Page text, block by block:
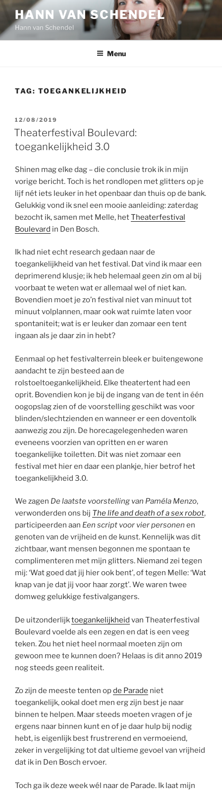
Ga
de
inhoud
HANN VAN SCHENDEL
Hann van Schendel
Menu
TAG: TOEGANKELIJKHEID
GEPLAATST
OP
12/08/2019
Theaterfestival Boulevard:
toegankelijkheid 3.0
Shinen mag elke dag – die conclusie trok ik in mijn
vorige bericht. Toch is het rondlopen met glitters op je
lijf nét iets leuker in het openbaar dan thuis op de bank.
Gelukkig vond ik snel een mooie aanleiding: zaterdag
bezocht ik, samen met Melle, hetTheaterfestival
Boulevard in Den Bosch.
Ik had niet echt research gedaan naar de
toegankelijkheid van het festival. Dat vind ik maar een
deprimerend klusje; ik heb helemaal geen zin om al bij
voorbaat te weten wat er allemaal wel of niet kan.
Bovendien moet je zo’n festival niet van minuut tot
minuut volplannen, maar ook wat ruimte laten voor
spontaniteit; wat is er leuker dan zomaar een tent
ingaan als je daar zin in hebt?
Eenmaal op het festivalterrein bleek er buitengewone
aandacht te zijn besteed aan de
rolstoeltoegankelijkheid. Elke theatertent had een
oprit. Bovendien kon je bij de ingang van de tent in één
oogopslag zien of de voorstelling geschikt was voor
blinden/slechtzienden en wanneer er een doventolk
aanwezig zou zijn. De horecagelegenheden waren
eveneens voorzien van opritten en er waren
toegankelijke toiletten. Dit was niet zomaar een
festival met hier en daar een plankje, hier betrof het
toegankelijkheid 3.0.
We zagen De laatste voorstelling van Paméla Menzo,
verwonderden ons bij The life and death of a sexrobot,
participeerden aan Een script voor vier personen en
genoten van de vrijheid en de kunst. Kennelijk was dit
zichtbaar, want mensen begonnen me spontaan te
complimenteren met mijn glitters. Niemand zei tegen
mij: ‘Wat goed dat jij hier ook bent’, of tegen Melle: ‘Wat
knap van je dat jij voor haar zorgt’. We waren twee
domweg gelukkige festivalgangers.
De uitzonderlijktoegankelijkheid van Theaterfestival
Boulevard voelde als een zegen en dat is een veeg
teken. Zou het niet heel normaal moeten zijn om
gewoon mee te kunnen doen? Helaas is dit anno 2019
nog steeds geen realiteit.
Zo zijn de meeste tenten opde Parade niet
toegankelijk, ookal doet men erg zijn best je naar
binnen te helpen. Maar steeds moeten vragen of je
ergens naar binnen kunt en of je daar hulp bij nodig
hebt, is eigenlijk best frustrerend en vermoeiend,
zeker in vergelijking tot dat ultieme gevoel van vrijheid
dat ik in Den Bosch ervoer.
Toch ga ik deze week wél naar de Parade. Ik laat mijn